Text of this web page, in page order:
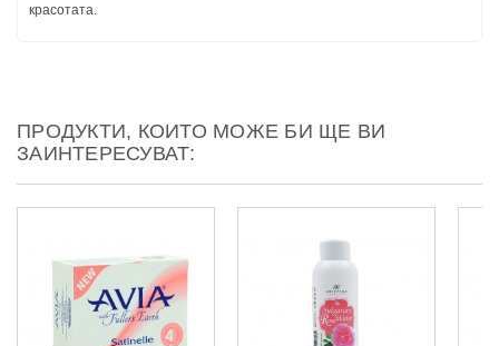
красотата.
ПРОДУКТИ, КОИТО МОЖЕ БИ ЩЕ ВИ
ЗАИНТЕРЕСУВАТ: